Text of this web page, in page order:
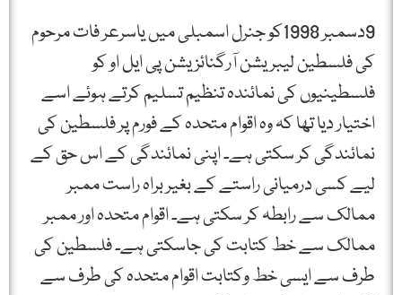
9دسمبر 1998کو جنرل اسمبلی میں یاسرعر فات مرحوم
کی فلسطین لیبریشن آرگنائزیشن پی ایل او کو
فلسطینیوں کی نمائندہ تنظیم تسلیم کرتے ہوئے اسے
اختیار دیا تھا کہ وہ اقوام متحدہ کے فورم پر فلسطین کی
نمائندگی کر سکتی ہے۔ اپنی نمائندگی کے اس حق کے
لیے کسی درمیانی راستے کے بغیر براہ راست ممبر
ممالک سے رابطہ کر سکتی ہے۔ اقوام متحدہ اور ممبر
ممالک سے خط کتابت کی جاسکتی ہے۔ فلسطین کی
طرف سے ایسی خط وکتابت اقوام متحدہ کی طرف سے